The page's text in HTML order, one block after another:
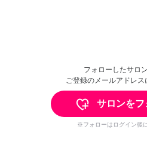
フォローしたサロ
ご登録のメールアドレス
サロンをフ
※フォローはログイン後